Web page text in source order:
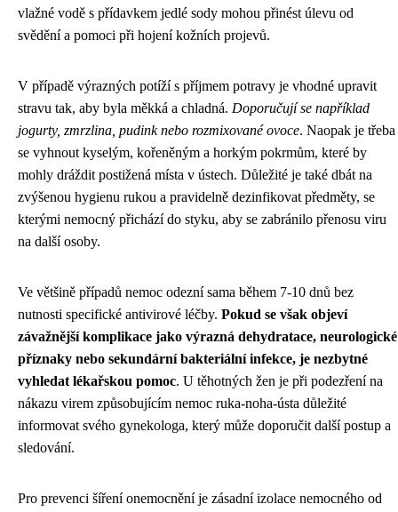
vlažné vodě s přídavkem jedlé sody mohou přinést úlevu od
svědění a pomoci při hojení kožních projevů.
V případě výrazných potíží s příjmem potravy je vhodné upravit
stravu tak, aby byla měkká a chladná. Doporučují se například
jogurty, zmrzlina, pudink nebo rozmixované ovoce. Naopak je třeba
se vyhnout kyselým, kořeněným a horkým pokrmům, které by
mohly dráždit postižená místa v ústech. Důležité je také dbát na
zvýšenou hygienu rukou a pravidelně dezinfikovat předměty, se
kterými nemocný přichází do styku, aby se zabránilo přenosu viru
na další osoby.
Ve většině případů nemoc odezní sama během 7-10 dnů bez
nutnosti specifické antivirové léčby. Pokud se však objeví
závažnější komplikace jako výrazná dehydratace, neurologické
příznaky nebo sekundární bakteriální infekce, je nezbytné
vyhledat lékařskou pomoc. U těhotných žen je při podezření na
nákazu virem způsobujícím nemoc ruka-noha-ústa důležité
informovat svého gynekologa, který může doporučit další postup a
sledování.
Pro prevenci šíření onemocnění je zásadní izolace nemocného od